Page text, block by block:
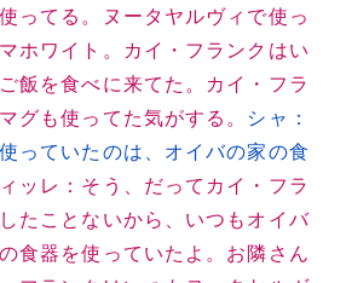
ってる。ヌータヤルヴィで使っ
ホワイト。カイ・フランクはい
飯を食べに来てた。カイ・フラ
グも使ってた気がする。 シャ：
っていたのは、オイバの家の食
ッレ：そう、だってカイ・フラ
たことないから、いつもオイバ
食器を使っていたよ。お隣さん